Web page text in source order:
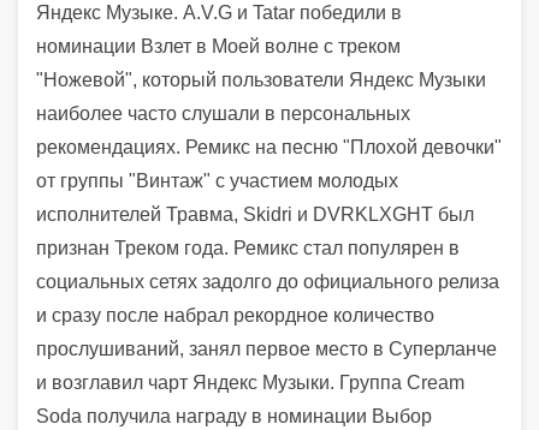
Яндекс Музыке. A.V.G и Tatar победили в
номинации Взлет в Моей волне с треком
"Ножевой", который пользователи Яндекс Музыки
наиболее часто слушали в персональных
рекомендациях. Ремикс на песню "Плохой девочки"
от группы "Винтаж" с участием молодых
исполнителей Травма, Skidri и DVRKLXGHT был
признан Треком года. Ремикс стал популярен в
социальных сетях задолго до официального релиза
и сразу после набрал рекордное количество
прослушиваний, занял первое место в Суперланче
и возглавил чарт Яндекс Музыки. Группа Cream
Soda получила награду в номинации Выбор